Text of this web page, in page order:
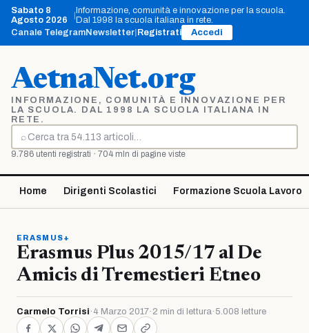
Vai
contenuto
Sabato 8
Agosto 2026
Informazione, comunità e innovazione per la scuola.
Dal 1998 la scuola italiana in rete.
Canale TelegramNewsletter Registrati Accedi
AetnaNet.org
INFORMAZIONE, COMUNITÀ E INNOVAZIONE PER
LA SCUOLA. DAL 1998 LA SCUOLA ITALIANA IN
RETE.
⌕
Cerca
9.786 utenti registrati · 704 mln di pagine viste
Home Dirigenti Scolastici Formazione Scuola Lavoro
ERASMUS+
Erasmus Plus 2015/17 al De
Amicis di Tremestieri Etneo
Carmelo Torrisi · 4 Marzo 2017· 2 min di lettura· 5.008 letture